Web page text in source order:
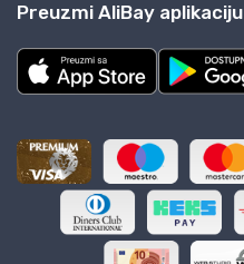
Preuzmi AliBay aplikaciju